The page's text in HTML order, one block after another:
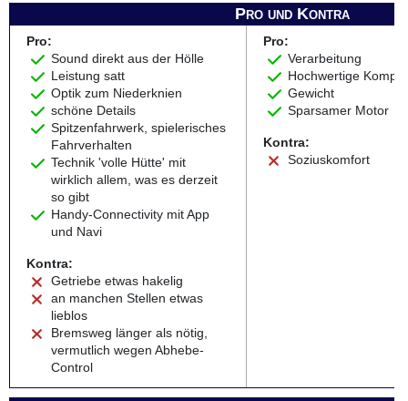
Pro und Kontra
Pro:
Sound direkt aus der Hölle
Leistung satt
Optik zum Niederknien
schöne Details
Spitzenfahrwerk, spielerisches
Fahrverhalten
Technik 'volle Hütte' mit
wirklich allem, was es derzeit
so gibt
Handy-Connectivity mit App
und Navi
Kontra:
Getriebe etwas hakelig
an manchen Stellen etwas
lieblos
Bremsweg länger als nötig,
vermutlich wegen Abhebe-
Control
Pro:
Verarbeitung
Hochwertige
Gewicht
Sparsamer Motor
Kontra:
Soziuskomfort